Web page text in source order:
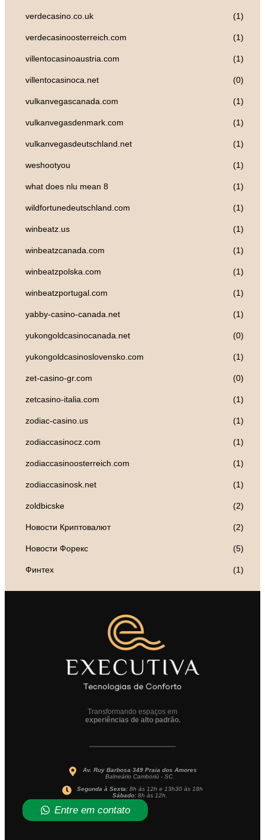
verdecasino.co.uk (1)
verdecasinoosterreich.com (1)
villentocasinoaustria.com (1)
villentocasinoca.net (0)
vulkanvegascanada.com (1)
vulkanvegasdenmark.com (1)
vulkanvegasdeutschland.net (1)
weshootyou (1)
what does nlu mean 8 (1)
wildfortunedeutschland.com (1)
winbeatz.us (1)
winbeatzcanada.com (1)
winbeatzpolska.com (1)
winbeatzportugal.com (1)
yabby-casino-canada.net (1)
yukongoldcasinocanada.net (0)
yukongoldcasinoslovensko.com (1)
zet-casino-gr.com (0)
zetcasino-italia.com (1)
zodiac-casino.us (1)
zodiaccasinocz.com (1)
zodiaccasinoosterreich.com (1)
zodiaccasinosk.net (1)
zoldbicske (2)
Новости Криптовалют (2)
Новости Форекс (5)
Финтех (1)
Transformando espaços em
experiências de alto padrão.
Av. Ruy Barbosa 349 Praia dos Amores
Balneário Camboriú - SC.
Segunda à Sexta: 8h às 12h e 13h30 às 18h
Sábado: 8h às 12h.
Entre em contato